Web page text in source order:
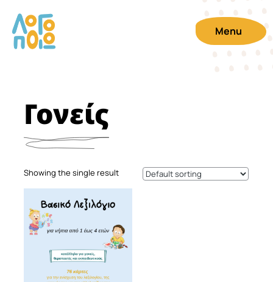
Menu
Γονείς
Showing the single result